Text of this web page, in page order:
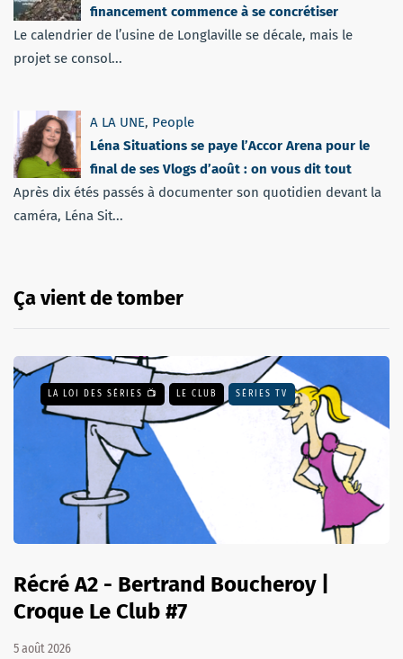
financement commence à se concrétiser
Le calendrier de l’usine de Longlaville se décale, mais le
projet se consol...
A LA UNE, People
Léna Situations se paye l’Accor Arena pour le
final de ses Vlogs d’août : on vous dit tout
Après dix étés passés à documenter son quotidien devant la
caméra, Léna Sit...
Ça vient de tomber
LA LOI DES SÉRIES 📺 LE CLUB SÉRIES TV
Récré A2 - Bertrand Boucheroy |
Croque Le Club #7
5 août 2026